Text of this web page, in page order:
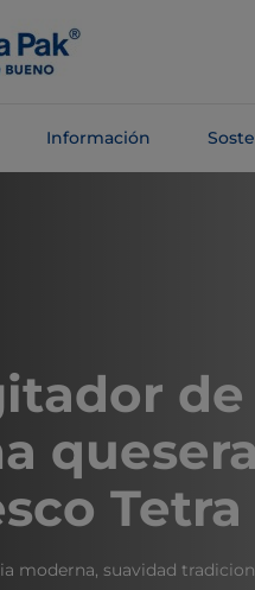
Información
moderna, suavidad